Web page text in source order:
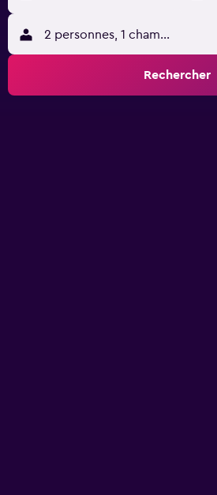
2 personnes, 1 chambre
Rechercher